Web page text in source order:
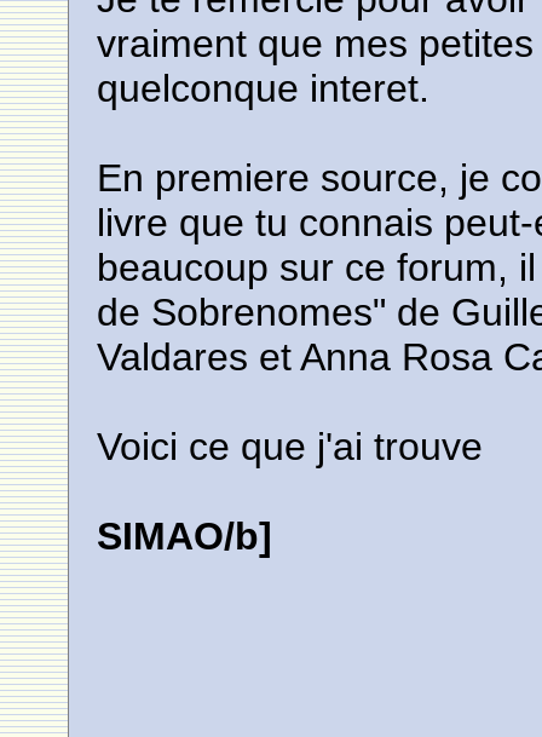
vraiment que mes
quelconque interet.
En premiere source, je
livre que tu connais
beaucoup sur ce forum,
de Sobrenomes" de
Valdares et Anna Rosa
Voici ce que j'ai trouve
SIMAO/b]